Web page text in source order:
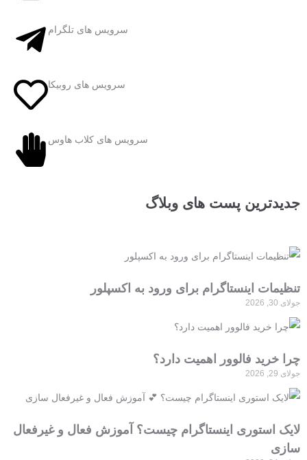
سرویس های تلگرام
سرویس های روبیکا
سرویس های کلاب هاوس
جدیدترین پست های وبلاگ
تنظیمات اینستاگرام برای ورود به اکسپلور
جولای 30, 2026
چرا خرید فالوور اهمیت دارد؟
جولای 29, 2026
لایک استوری اینستاگرام چیست؟ آموزش فعال و غیرفعال
سازی